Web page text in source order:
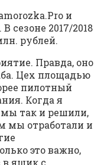
и
сезоне 2017/2018
рублей.
Правда, оно
Цех площадью
пилотный
Когда я
так и решили,
мы отработали и
это важно,
в ящик с